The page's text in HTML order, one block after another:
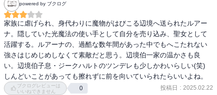
るように経験積ませてやれよ！勝手に社会閉ざしてんじゃねえー！
なんか、家族として囲い込もうとしながら相手の世界が限定的にな
ってることを見過ごすのも立派な犯罪だという気がする。
powered by ブクログ
家族に虐げられ、身代わりに魔物がはびこる辺境へ送られたルアー
ナ。隠していた光魔法の使い手として自分を売り込み、聖女として
活躍する。ルアーナの、過酷な数年間があった中でもへこたれない
強さはじめじめしなくて素敵だと思う。辺境伯一家の温かさも良
い。辺境伯子息・ジークハルトのツンデレも少しかわいらしい(笑)
しんどいことがあっても擦れずに前を向いていられたらいいよね。
ブクログレビューは
いいねできません
0 投稿日 : 2025.02.22